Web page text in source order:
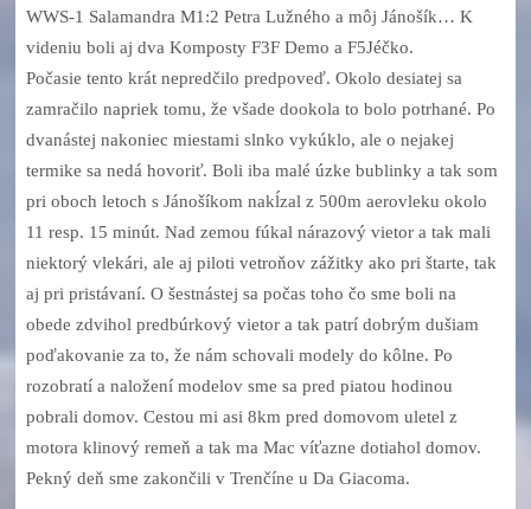
WWS-1 Salamandra M1:2 Petra Lužného a môj Jánošík… K
videniu boli aj dva Komposty F3F Demo a F5Jéčko.
Počasie tento krát nepredčilo predpoveď. Okolo desiatej sa
zamračilo napriek tomu, že všade dookola to bolo potrhané. Po
dvanástej nakoniec miestami slnko vykúklo, ale o nejakej
termike sa nedá hovoriť. Boli iba malé úzke bublinky a tak som
pri oboch letoch s Jánošíkom nakĺzal z 500m aerovleku okolo
11 resp. 15 minút. Nad zemou fúkal nárazový vietor a tak mali
niektorý vlekári, ale aj piloti vetroňov zážitky ako pri štarte, tak
aj pri pristávaní. O šestnástej sa počas toho čo sme boli na
obede zdvihol predbúrkový vietor a tak patrí dobrým dušiam
poďakovanie za to, že nám schovali modely do kôlne. Po
rozobratí a naložení modelov sme sa pred piatou hodinou
pobrali domov. Cestou mi asi 8km pred domovom uletel z
motora klinový remeň a tak ma Mac víťazne dotiahol domov.
Pekný deň sme zakončili v Trenčíne u Da Giacoma.